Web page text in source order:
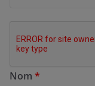
Nom *